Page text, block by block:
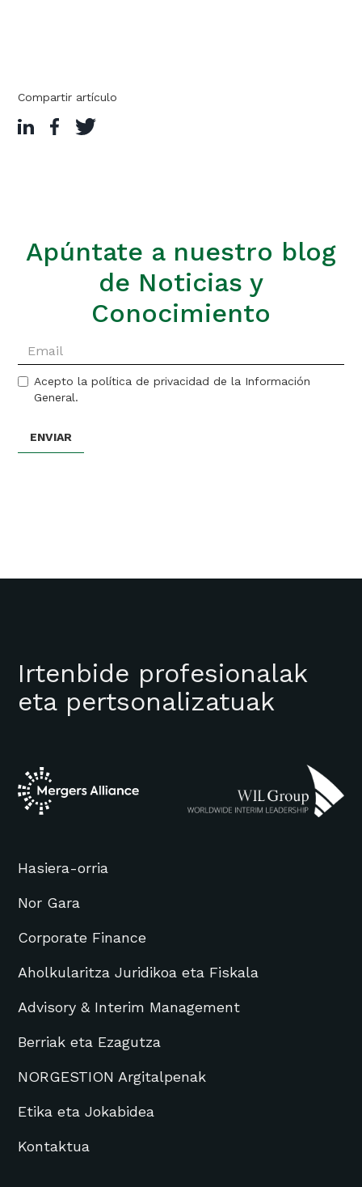
Compartir artículo
Apúntate a nuestro blog
de Noticias y
Conocimiento
Acepto la política de privacidad de la Información
General.
Irtenbide profesionalak
eta pertsonalizatuak
Hasiera-orria
Nor Gara
Corporate Finance
Aholkularitza Juridikoa eta Fiskala
Advisory & Interim Management
Berriak eta Ezagutza
NORGESTION Argitalpenak
Etika eta Jokabidea
Kontaktua